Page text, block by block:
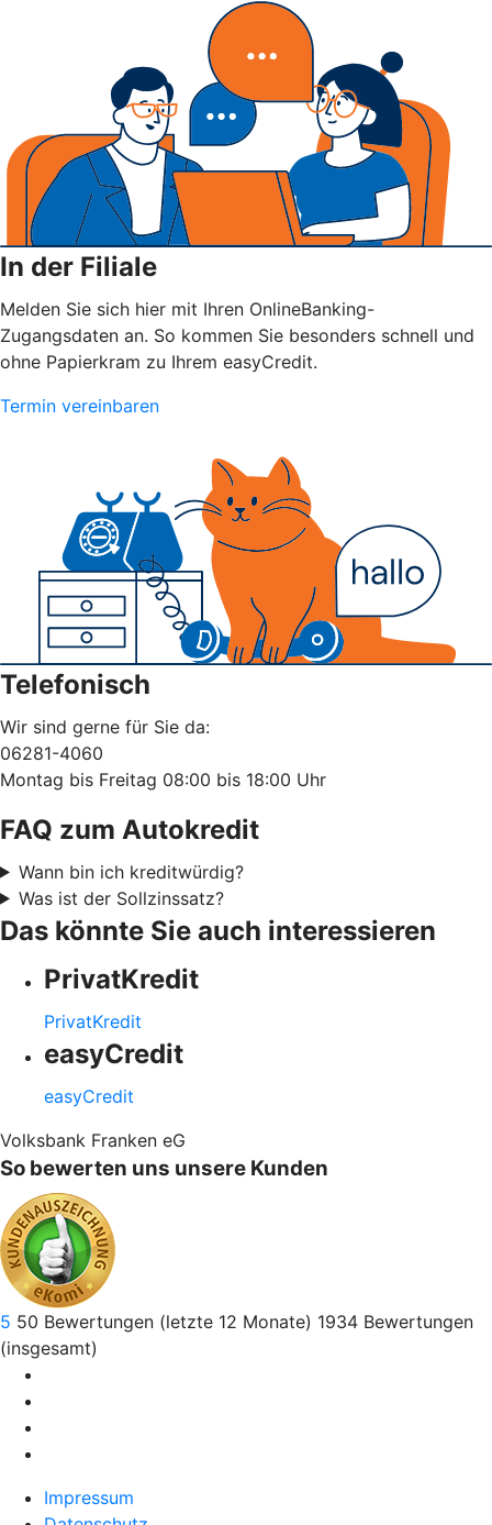
In der Filiale
Melden Sie sich hier mit Ihren OnlineBanking-
Zugangsdaten an. So kommen Sie besonders schnell und
ohne Papierkram zu Ihrem easyCredit.
Termin vereinbaren
Telefonisch
Wir sind gerne für Sie da:
06281-4060
Montag bis Freitag 08:00 bis 18:00 Uhr
FAQ zum Autokredit
Wann bin ich kreditwürdig?
Was ist der Sollzinssatz?
Das könnte Sie auch interessieren
PrivatKredit
PrivatKredit
easyCredit
easyCredit
Volksbank Franken eG
So bewerten uns unsere Kunden
5 50 Bewertungen (letzte 12 Monate) 1934 Bewertungen
(insgesamt)
Impressum